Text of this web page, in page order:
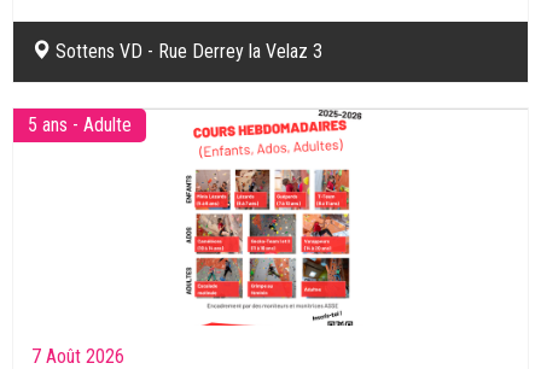
Sottens VD - Rue Derrey la Velaz 3
5 ans - Adulte
7 Août 2026